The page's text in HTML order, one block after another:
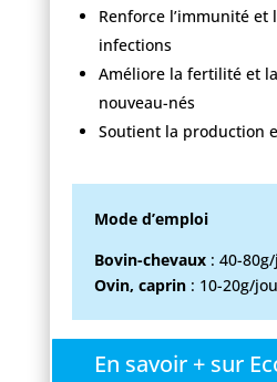
Renforce l’immunité et
infections
Améliore la fertilité et
nouveau-nés
Soutient la production
Mode d’emploi
Bovin-chevaux: 40-
Ovin, caprin: 10-20g/
En savoir + sur